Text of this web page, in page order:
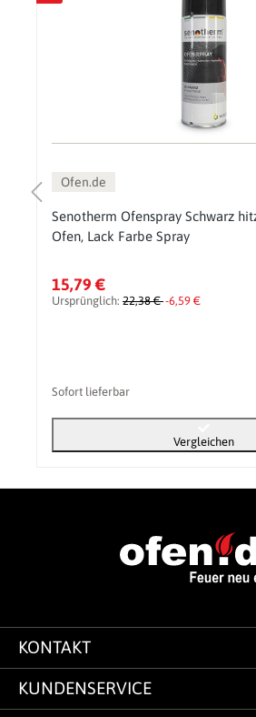
Ofen.de
Senotherm Ofenspray Schwarz
Ofen, Lack Farbe Spray
15,79 €
Ursprünglich: 22,38 €-6,59 €
Sofort lieferbar
Vergleichen
KONTAKT
KUNDENSERVICE